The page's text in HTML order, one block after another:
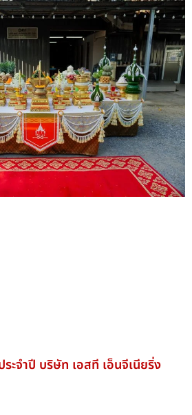
ะจำปี บริษัท เอสที เอ็นจีเนียริ่ง